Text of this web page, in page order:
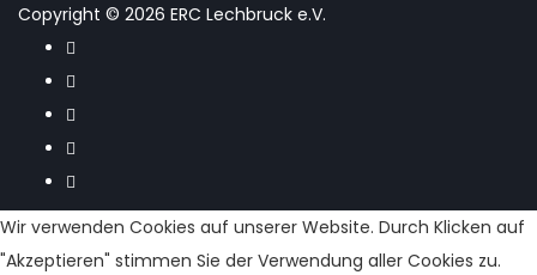
Copyright © 2026 ERC Lechbruck e.V.
Wir verwenden Cookies auf unserer Website. Durch Klicken auf
"Akzeptieren" stimmen Sie der Verwendung aller Cookies zu.